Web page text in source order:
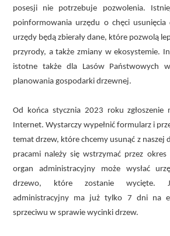
posesji nie potrzebuje pozwolenia.
poinformowania urzędu o chęci
urzędy będą zbierały dane, które pozwolą
przyrody, a także zmiany w ekosystemie.
istotne także dla Lasów Państwowych
planowania gospodarki drzewnej.
Od końca stycznia 2023 roku zgłoszenie
Internet. Wystarczy wypełnić formularz i
temat drzew, które chcemy usunąć z naszej
pracami należy się wstrzymać przez
organ administracyjny może wysłać
drzewo, które zostanie wycięte.
administracyjny ma już tylko 7 dni na
sprzeciwu w sprawie wycinki drzew.